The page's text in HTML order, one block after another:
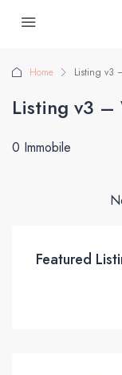
Home Listing v3
Listing v3 –
0 Immobile
Featured